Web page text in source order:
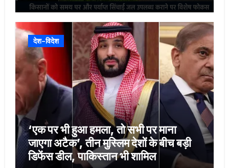
देश-विदेश
‘एक पर भी हुआ हमला, तो सभी पर माना
जाएगा अटैक’, तीन मुस्लिम देशों के बीच बड़ी
डिफेंस डील, पाकिस्तान भी शामिल